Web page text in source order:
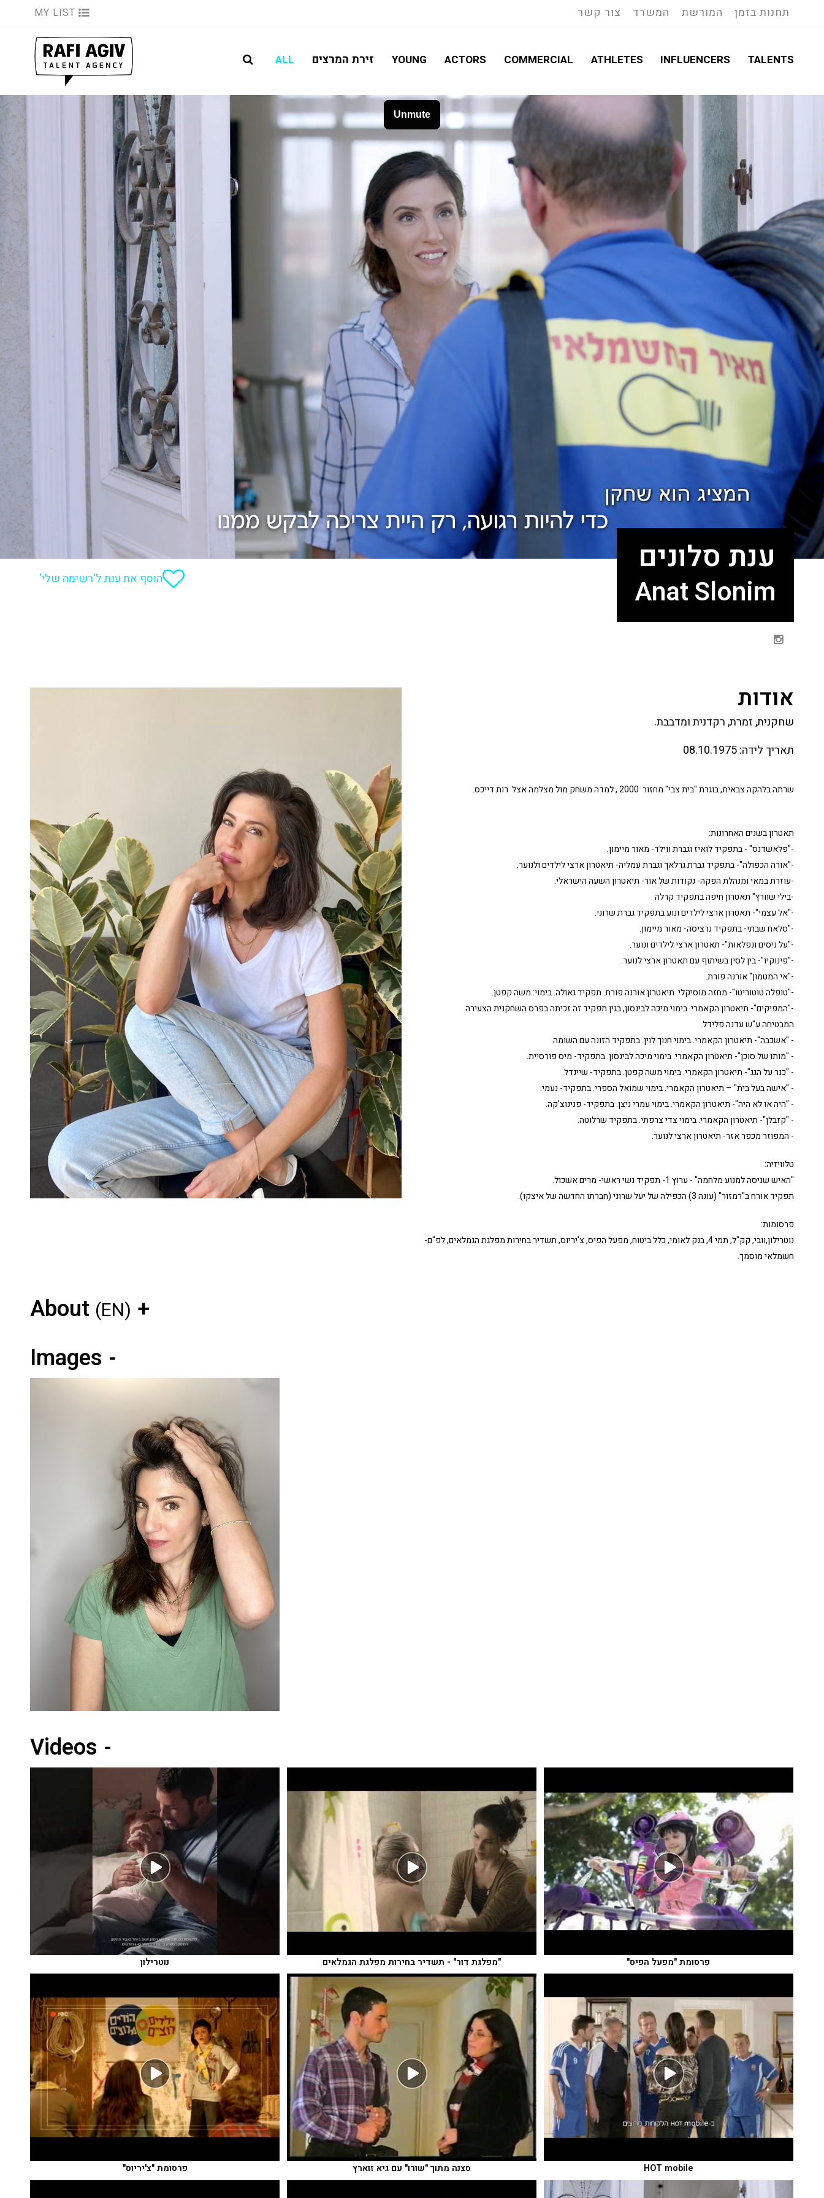
MY LIST תחנות בזמן המורשת המשרד צור קשר
TALENTS
INFLUENCERS
ATHLETES
COMMERCIAL
ACTORS
YOUNG זירת המרצים ALL
ענת סלונים
Anat Slonim הוסף את ענת ל'רשימה שלי'
אודות
שחקנית, זמרת, רקדנית ומדבבת.
תאריך לידה:
שרתה בלהקה צבאית, בוגרת "בית צבי" מחזור 2000 , למדה משחק מול מצלמה אצל רות דייכס.
תאטרון בשנים האחרונות:
-"פלאשדנס" - בתפקיד לואיז וגברת ווילד- מאור מיימון.
-"אורה הכפולה"- בתפקיד גברת גרלאך וגברת עמליה- תיאטרון ארצי לילדים ולנוער.
-עוזרת במאי ומנהלת הפקה- נקודות של אור- תיאטרון השעה הישראלי.
-בילי שוורץ" תאטרון חיפה בתפקיד קרלה
-"אל עצמי"- תאטרון ארצי לילדים ונוע בתפקיד גברת שרוני.
-"סלאח שבתי- בתפקיד נרציסה- מאור מיימון.
-"על ניסים ונפלאות"- תאטרון ארצי לילדים ונוער.
-"פינוקיו"- בין לסין בשיתוף עם תאטרון ארצי לנוער.
-"אי המטמון" אורנה פורת.
-"טופלה טוטוריטו"- מחזה מוסיקלי. תיאטרון אורנה פורת. תפקיד גאולה. בימוי: משה קפטן.
-"המפיקים"- תיאטרון הקאמרי. בימוי מיכה לבינסון, בגין תפקיד זה זכיתה בפרס השחקנית הצעירה
המבטיחה ע"ש עדנה פלידל.
- "אשכבה"- תיאטרון הקאמרי. בימוי חנוך לוין. בתפקיד הזונה עם השומה.
- "מותו של סוכן"- תיאטרון הקאמרי. בימוי מיכה לבינסון. בתפקיד- מיס פורסיית.
- "כנר על הגג"- תיאטרון הקאמרי. בימוי משה קפטן. בתפקיד- שיינדל.
- "אישה בעל בית" – תיאטרון הקאמרי. בימוי שמואל הספרי. בתפקיד- נעמי.
- "היה או לא היה"- תיאטרון הקאמרי. בימוי עמרי ניצן. בתפקיד- פנינוצ'קה.
- "קזבלן"- תיאטרון הקאמרי. בימוי צדי צרפתי. בתפקיד שרלוטה.
- המפוזר מכפר אזר- תיאטרון ארצי לנוער.
טלוויזיה:
"האיש שניסה למנוע מלחמה" - ערוץ 1- תפקיד נשי ראשי- מרים אשכול.
תפקיד אורח ב"רמזור" (עונה 3) הכפילה של יעל שרוני (חברתו החדשה של איצקו).
פרסומות:
נוטרילון,וובי, קק"ל, תמי 4, בנק לאומי, כלל ביטוח, מפעל הפיס, צ'יריוס, תשדיר בחירות מפלגת הגמלאים, לפ"ם-
חשמלאי מוסמך.
About (EN)
Images
Videos
נוטרילון "מפלגת דור" - תשדיר בחירות מפלגת הגמלאים פרסומת "מפעל הפיס"
פרסומת "צ'יריוס" סצנה מתוך "שורו" עם גיא זוארץ HOT mobile